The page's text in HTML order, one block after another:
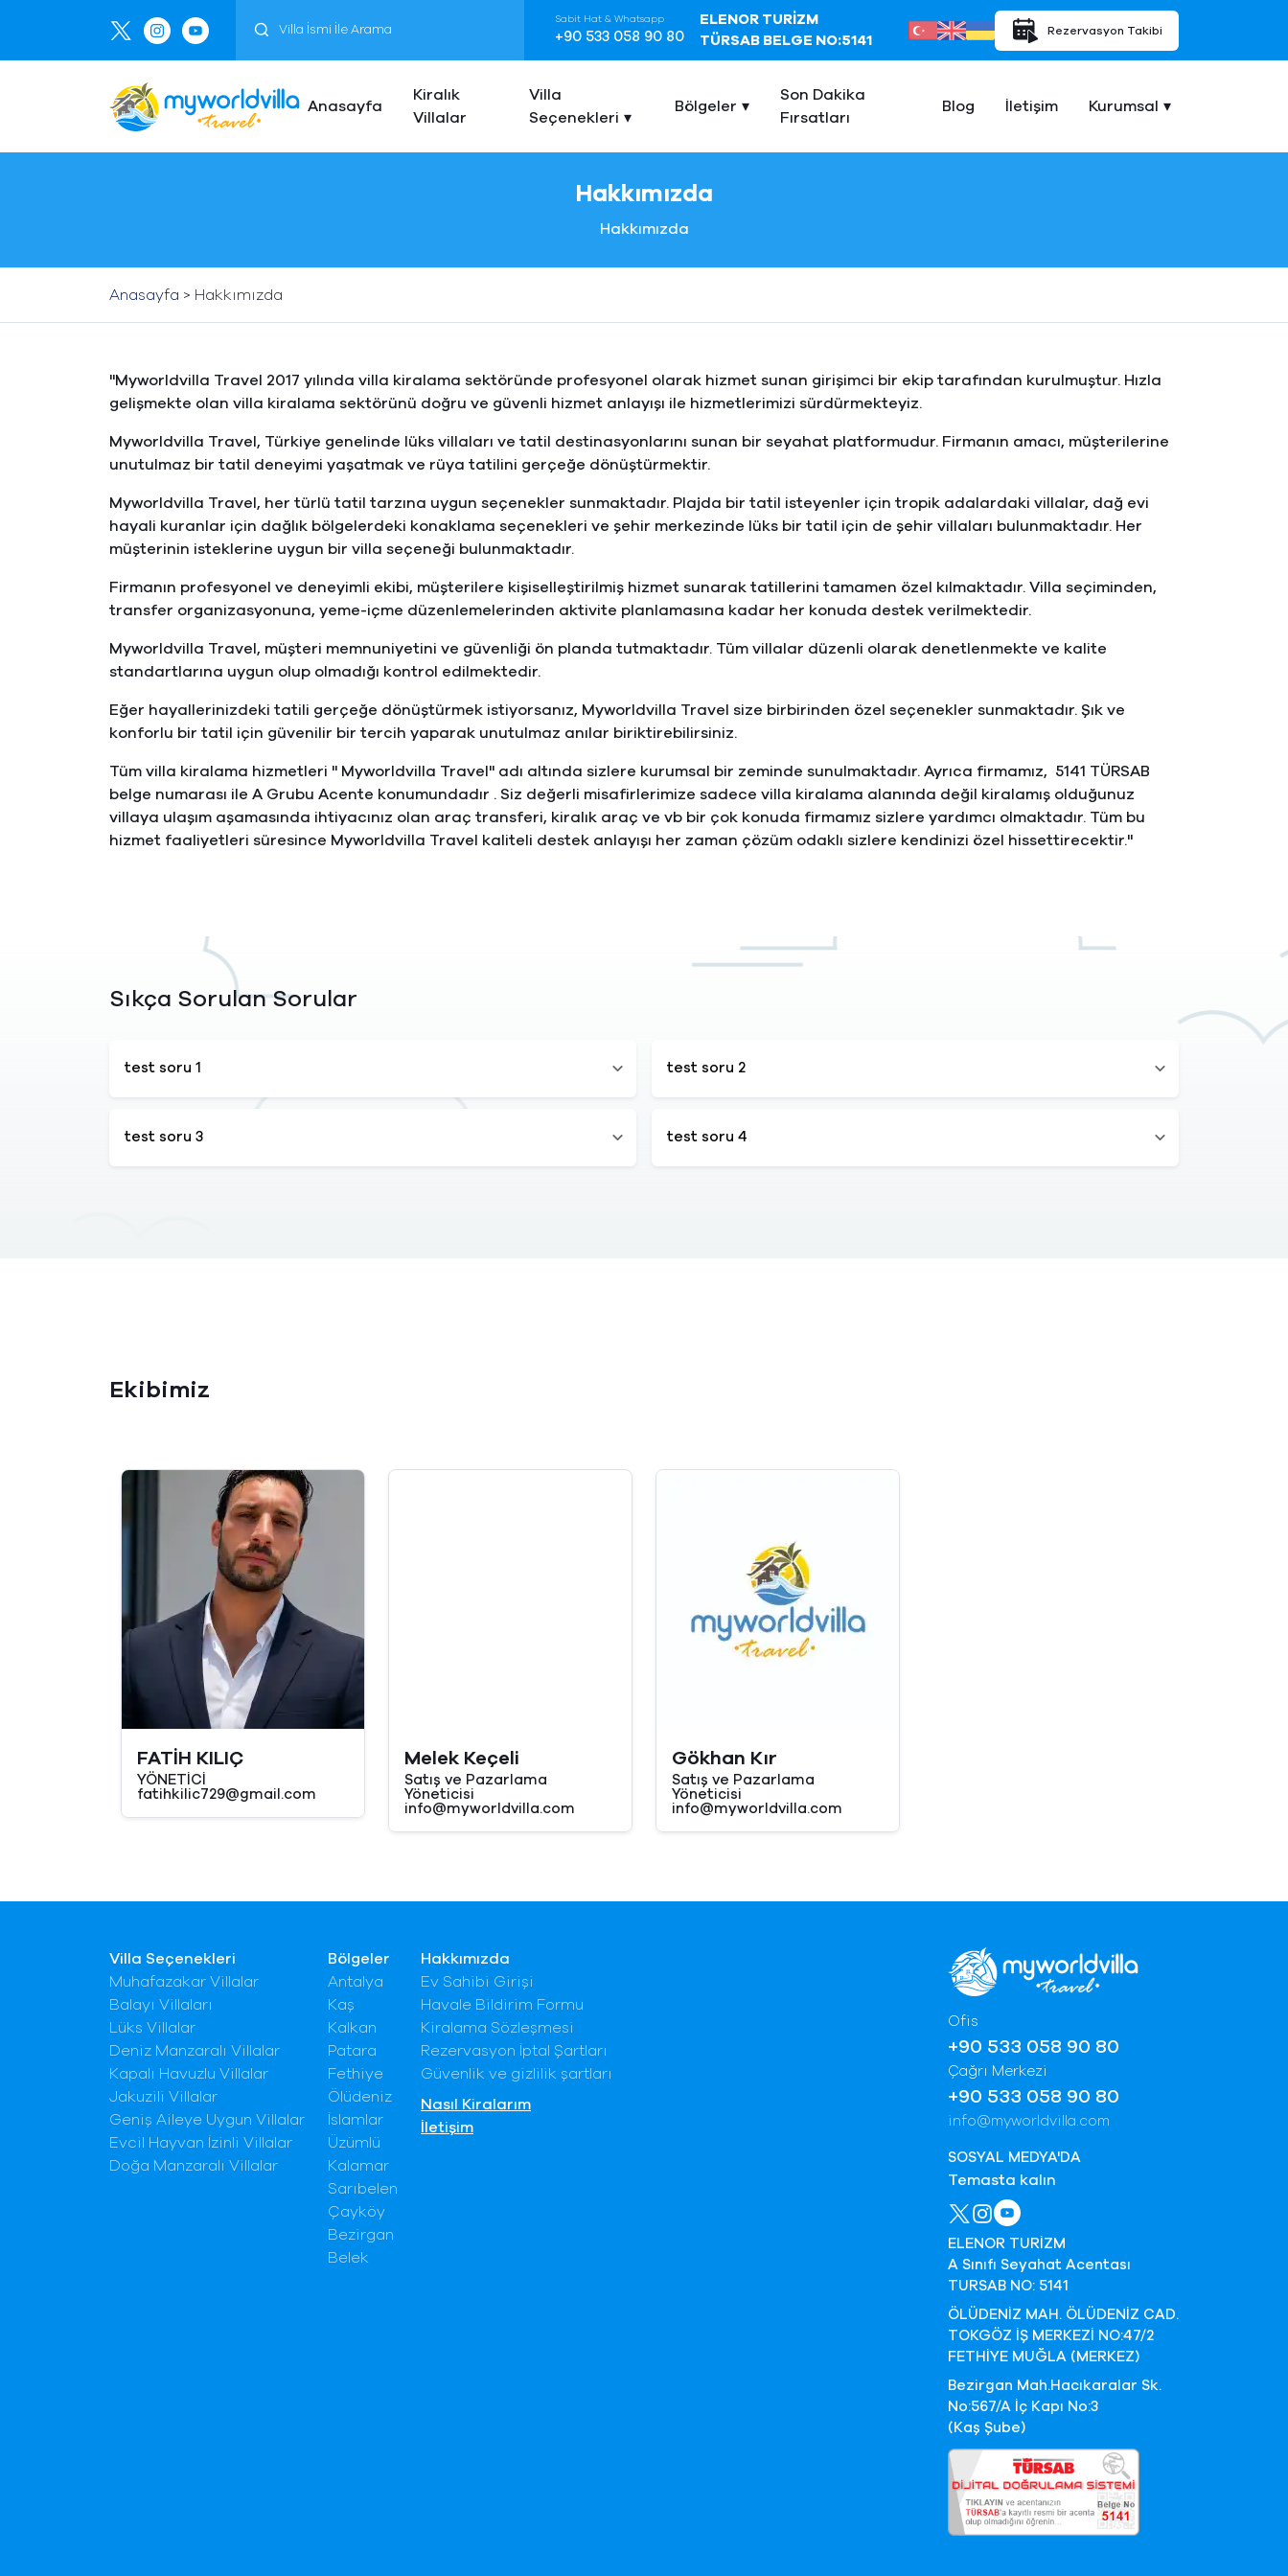
Sabit Hat & Whatsapp
+90 533 058 90 80
ELENOR TURİZM
TÜRSAB BELGE NO:5141
Rezervasyon Takibi
Anasayfa
Kiralık
Villalar
Villa
Seçenekleri
Bölgeler
Son Dakika
Fırsatları
Blog İletişim Kurumsal
Hakkımızda
Hakkımızda
Anasayfa > Hakkımızda
"Myworldvilla Travel 2017 yılında villa kiralama sektöründe profesyonel olarak hizmet sunan girişimci bir ekip tarafından kurulmuştur. Hızla
gelişmekte olan villa kiralama sektörünü doğru ve güvenli hizmet anlayışı ile hizmetlerimizi sürdürmekteyiz.
Myworldvilla Travel, Türkiye genelinde lüks villaları ve tatil destinasyonlarını sunan bir seyahat platformudur. Firmanın amacı, müşterilerine
unutulmaz bir tatil deneyimi yaşatmak ve rüya tatilini gerçeğe dönüştürmektir.
Myworldvilla Travel, her türlü tatil tarzına uygun seçenekler sunmaktadır. Plajda bir tatil isteyenler için tropik adalardaki villalar, dağ evi
hayali kuranlar için dağlık bölgelerdeki konaklama seçenekleri ve şehir merkezinde lüks bir tatil için de şehir villaları bulunmaktadır. Her
müşterinin isteklerine uygun bir villa seçeneği bulunmaktadır.
Firmanın profesyonel ve deneyimli ekibi, müşterilere kişiselleştirilmiş hizmet sunarak tatillerini tamamen özel kılmaktadır. Villa seçiminden,
transfer organizasyonuna, yeme-içme düzenlemelerinden aktivite planlamasına kadar her konuda destek verilmektedir.
Myworldvilla Travel, müşteri memnuniyetini ve güvenliği ön planda tutmaktadır. Tüm villalar düzenli olarak denetlenmekte ve kalite
standartlarına uygun olup olmadığı kontrol edilmektedir.
Eğer hayallerinizdeki tatili gerçeğe dönüştürmek istiyorsanız, Myworldvilla Travel size birbirinden özel seçenekler sunmaktadır. Şık ve
konforlu bir tatil için güvenilir bir tercih yaparak unutulmaz anılar biriktirebilirsiniz.
Tüm villa kiralama hizmetleri '' Myworldvilla Travel'' adı altında sizlere kurumsal bir zeminde sunulmaktadır. Ayrıca firmamız, 5141 TÜRSAB
belge numarası ile A Grubu Acente konumundadır . Siz değerli misafirlerimize sadece villa kiralama alanında değil kiralamış olduğunuz
villaya ulaşım aşamasında ihtiyacınız olan araç transferi, kiralık araç ve vb bir çok konuda firmamız sizlere yardımcı olmaktadır. Tüm bu
hizmet faaliyetleri süresince Myworldvilla Travel kaliteli destek anlayışı her zaman çözüm odaklı sizlere kendinizi özel hissettirecektir."
Sıkça Sorulan Sorular
test soru 1 test soru 2
test soru 3 test soru 4
Ekibimiz
FATİH KILIÇ
YÖNETİCİ
fatihkilic729@gmail.com
Melek Keçeli
Satış ve Pazarlama
Yöneticisi
info@myworldvilla.com
Gökhan Kır
Satış ve Pazarlama
Yöneticisi
info@myworldvilla.com
Villa Seçenekleri
Muhafazakar Villalar
Balayı Villaları
Lüks Villalar
Deniz Manzaralı Villalar
Kapalı Havuzlu Villalar
Jakuzili Villalar
Geniş Aileye Uygun Villalar
Evcil Hayvan İzinli Villalar
Doğa Manzaralı Villalar
Bölgeler
Antalya
Kaş
Kalkan
Patara
Fethiye
Ölüdeniz
İslamlar
Üzümlü
Kalamar
Sarıbelen
Çayköy
Bezirgan
Belek
Hakkımızda
Ev Sahibi Girişi
Havale Bildirim Formu
Kiralama Sözleşmesi
Rezervasyon İptal Şartları
Güvenlik ve gizlilik şartları
Nasıl Kiralarım
İletişim
Ofis
+90 533 058 90 80
Çağrı Merkezi
+90 533 058 90 80
info@myworldvilla.com
SOSYAL MEDYA'DA
Temasta kalın
ELENOR TURİZM
A Sınıfı Seyahat Acentası
TURSAB NO: 5141
ÖLÜDENİZ MAH. ÖLÜDENİZ CAD.
TOKGÖZ İŞ MERKEZİ NO:47/2
FETHİYE MUĞLA (MERKEZ)
Bezirgan Mah.Hacıkaralar Sk.
No:567/A İç Kapı No:3
(Kaş Şube)